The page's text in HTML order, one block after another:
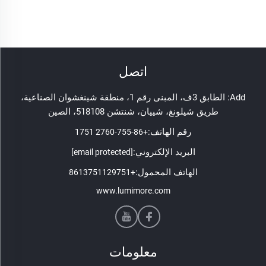
اتصل
Add: الطابق 3ف، المبنى رقم 1، منطقة شينغشوان الصناعية،
طريق شيلونغ، شييان، شنتشن 518108، الصين
رقم الهاتف:+86-755-2760 1751
البريد الإلكتروني:[email protected]
الهاتف المحمول:+8613751129751
www.lumimore.com
معلومات